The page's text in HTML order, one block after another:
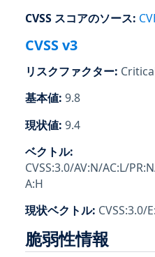
CVSS スコアのソース:
CVSS v3
リスクファクター:
基本値: 9.8
現状値: 9.4
ベクトル:
CVSS:3.0/AV:N/AC:L/
A:H
現状ベクトル: CVSS:3.0/
脆弱性情報